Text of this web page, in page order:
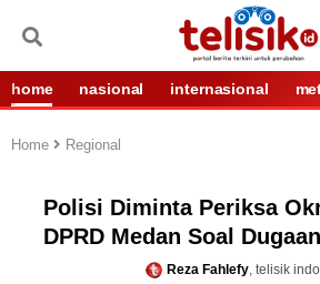
home nasional internasional
Home Regional
Polisi Diminta Periksa
DPRD Medan Soal
Reza Fahlefy, telisik